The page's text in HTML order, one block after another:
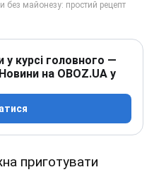
курсі головного —
на OBOZ.UA у
приготувати